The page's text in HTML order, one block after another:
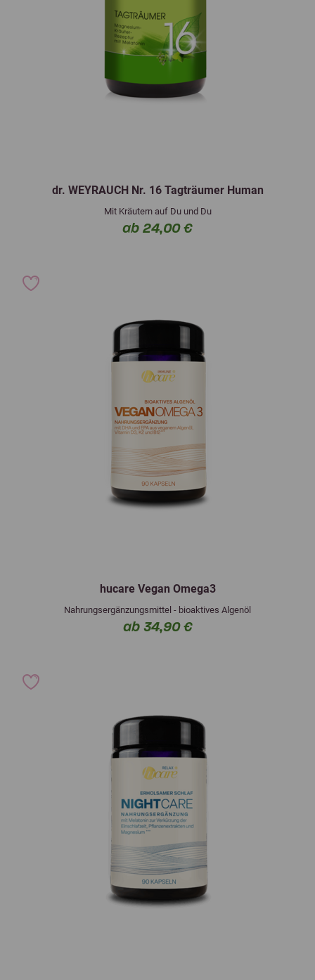
dr. WEYRAUCH Nr. 16 Tagträumer Human
Mit Kräutern auf Du und Du
ab 24,00 €
hucare Vegan Omega3
Nahrungsergänzungsmittel - bioaktives Algenöl
ab 34,90 €